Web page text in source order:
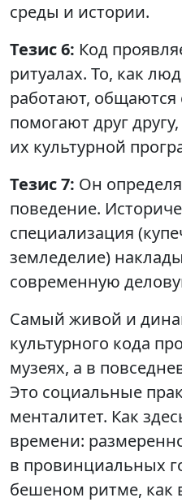
среды и истории.
Тезис 6: Код
ритуалах. То, как
работают, общаются
помогают друг
их культурной
Тезис 7: Он
поведение.
специализация
земледелие)
современную
Самый живой и
культурного кода
музеях, а в
Это социальные
менталитет. Как
времени:
в провинциальных
бешеном ритме, как